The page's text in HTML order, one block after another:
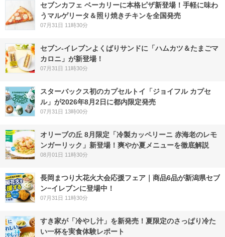
セブンカフェ ベーカリーに本格ピザ新登場！手軽に味わ
うマルゲリータ＆照り焼きチキンを全国発売
07月31日 11時30分
セブン‐イレブンよくばりサンドに「ハムカツ＆たまごマ
カロニ」が新登場！
07月31日 11時30分
スターバックス初のカプセルトイ「ジョイフル カプセ
ル」が2026年8月2日に都内限定発売
07月31日 13時00分
オリーブの丘 8月限定「冷製カッペリーニ 赤海老のレモ
ンガーリック」新登場！爽やか夏メニューを徹底解説
08月01日 11時30分
長岡まつり大花火大会応援フェア｜商品6品が新潟県セブ
ン−イレブンに登場中！
07月31日 11時30分
すき家が「冷やし汁」を新発売！夏限定のさっぱり冷た
い一杯を実食体験レポート